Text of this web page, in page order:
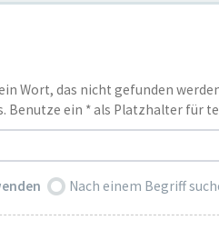
Wort, das nicht gefunden
Benutze ein * als Platzhalter für
Nach einem Begriff